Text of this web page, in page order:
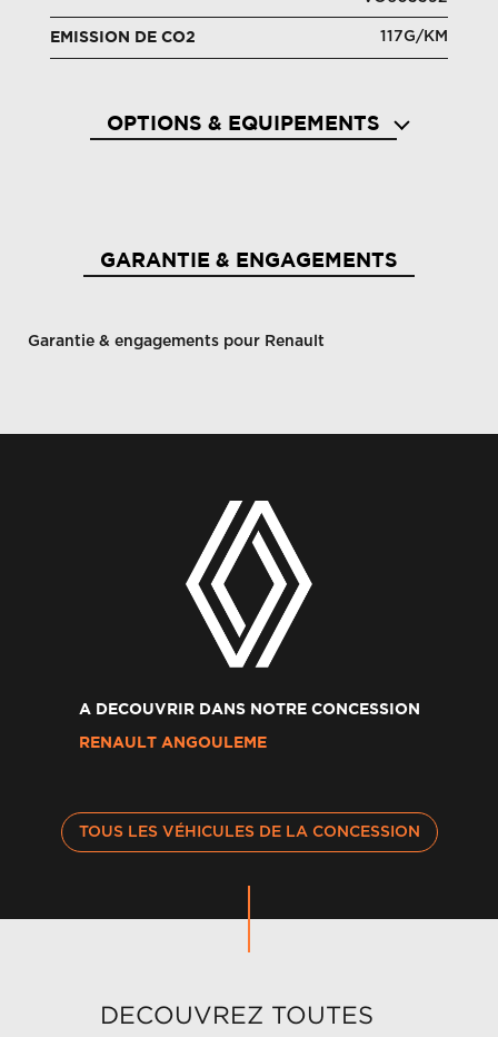
EMISSION DE CO2 117G/KM
OPTIONS & EQUIPEMENTS
GARANTIE & ENGAGEMENTS
Garantie & engagements pour Renault
A DECOUVRIR DANS NOTRE CONCESSION
RENAULT ANGOULEME
TOUS LES VÉHICULES DE LA CONCESSION
DECOUVREZ TOUTES